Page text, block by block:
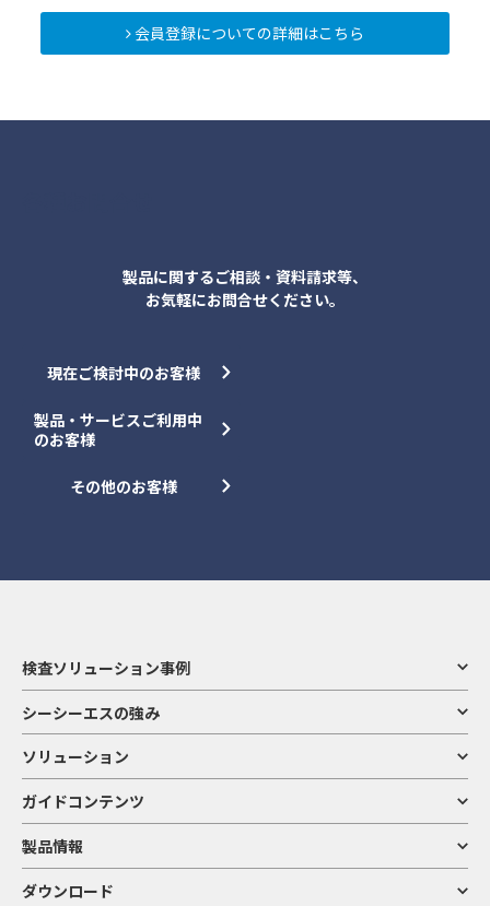
会員登録についての詳細はこちら
製品に関するご相談・資料請求等、
お気軽にお問合せください。
現在ご検討中のお客様
製品・サービスご利用中
のお客様
その他のお客様
検査ソリューション事例
シーシーエスの強み
ソリューション
ガイドコンテンツ
製品情報
ダウンロード